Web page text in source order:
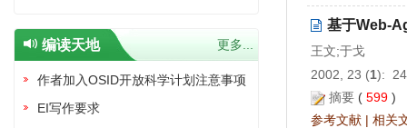
基于Web-
王文;于戈
2002, 23 (1):
摘要 ( 599 )
参考文献 | 相关
编读天地 更多...
作者加入OSID开放科学计划注意事项
EI写作要求